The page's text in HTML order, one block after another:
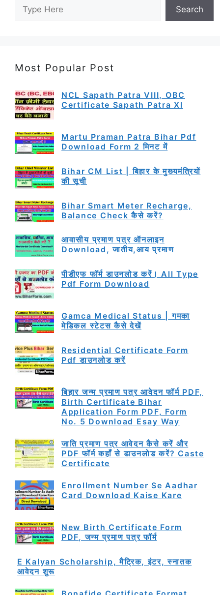
Search
Most Popular Post
NCL Sapath Patra VIII, OBC
Certificate Sapath Patra XI
Martu Praman Patra Bihar Pdf
Download Form 2 मिनट में
Bihar CM List | बिहार के मुख्यमंत्रियों
की सूची
Bihar Smart Meter Recharge,
Balance Check कैसे करें?
आवासीय प्रमाण पत्र ऑनलाइन
Download, जातीय,आय प्रमाण
पीडीएफ फॉर्म डाउनलोड करें। All Type
Pdf Form Download
Gamca Medical Status | गमका
मेडिकल स्टेटस कैसे देखें
Residential Certificate Form
Pdf डाउनलोड करें
बिहार जन्म प्रमाण पत्र आवेदन फॉर्म PDF,
Birth Certificate Bihar
Application Form PDF, Form
No. 5 Download Esay Way
जाति प्रमाण पत्र आवेदन कैसे करें और
PDF फॉर्म कहाँ से डाउनलोड करें? Caste
Certificate
Enrollment Number Se Aadhar
Card Download Kaise Kare
New Birth Certificate Form
PDF, जन्म प्रमाण पत्र फॉर्म
E Kalyan Scholarship, मैट्रिक, इंटर, स्नातक
आवेदन शुरू